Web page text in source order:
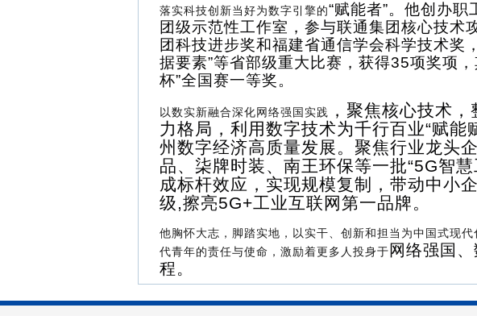
落实科技创新当好为数字引擎的“赋能者”。 他创办职
团级示范性工作室， 参与联通集团核心技术
团科技进步奖和福建省通信学会科学技术奖
据要素”等省部级重大比赛，获得35项奖项，
杯”全国赛一等奖。
以数实新融合深化网络强国实践 ， 聚焦核心技术，
力格局，利用数字技术为千行百业“赋能
州数字经济高质量发展。聚焦行业龙头
品、柒牌时装、南王环保等一批“5G智
成标杆效应，实现规模复制，带动中小
级,擦亮5G+工业互联网第一品牌。
他胸怀大志，脚踏实地，以实干、创新和担当为中国式现
代青年的责任与使命，激励着更多人投身于 网络强国
程。